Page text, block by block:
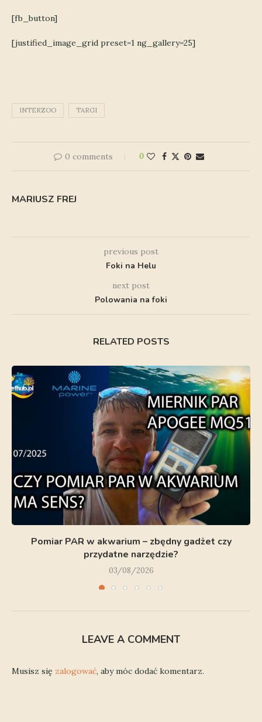
[fb_button]
[justified_image_grid preset=1 ng_gallery=25]
INTERZOO TARGI
0 comments 0
MARIUSZ FREJ
previous post
Foki na Helu
next post
Polowania na foki
RELATED POSTS
Pomiar PAR w akwarium – zbędny gadżet czy
przydatne narzędzie?
03/08/2026
LEAVE A COMMENT
Musisz się zalogować, aby móc dodać komentarz.